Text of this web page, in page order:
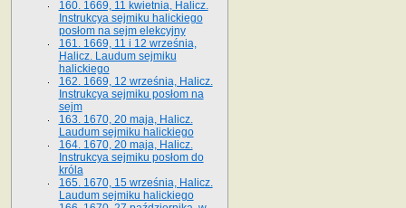
160. 1669, 11 kwietnia, Halicz.
Instrukcya sejmiku halickiego
posłom na sejm elekcyjny
161. 1669, 11 i 12 września,
Halicz. Laudum sejmiku
halickiego
162. 1669, 12 września, Halicz.
Instrukcya sejmiku posłom na
sejm
163. 1670, 20 maja, Halicz.
Laudum sejmiku halickiego
164. 1670, 20 maja, Halicz.
Instrukcya sejmiku posłom do
króla
165. 1670, 15 września, Halicz.
Laudum sejmiku halickiego